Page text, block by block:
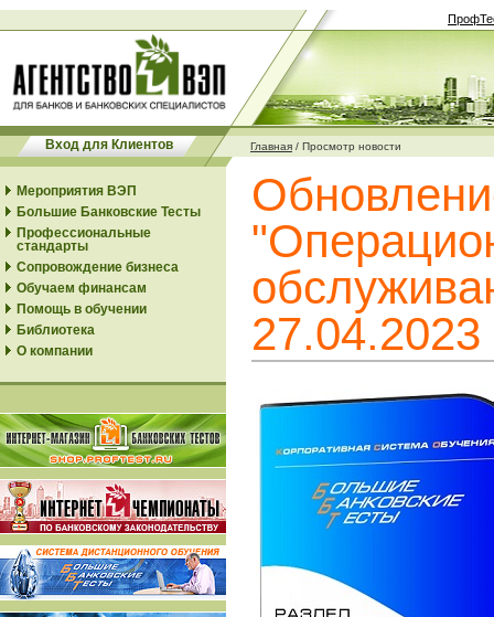
Вход для Клиентов Главная / Просмотр новости
Мероприятия ВЭП
Большие Банковские Тесты
Профессиональные
стандарты
Сопровождение бизнеса
Обучаем финансам
Помощь в обучении
Библиотека
О компании
27.04.2023